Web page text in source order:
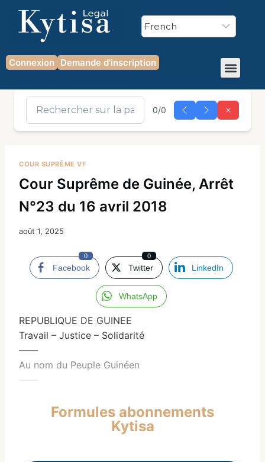
Connexion Demande d'inscription
0/0
COUR SUPRÊME VF
Cour Suprême de Guinée, Arrêt
N°23 du 16 avril 2018
août 1, 2025
Facebook
0
Twitter
0
LinkedIn
WhatsApp
REPUBLIQUE DE GUINEE
Travail – Justice – Solidarité
——
Au nom du Peuple Guinéen
Formules abonnements
Kytisa